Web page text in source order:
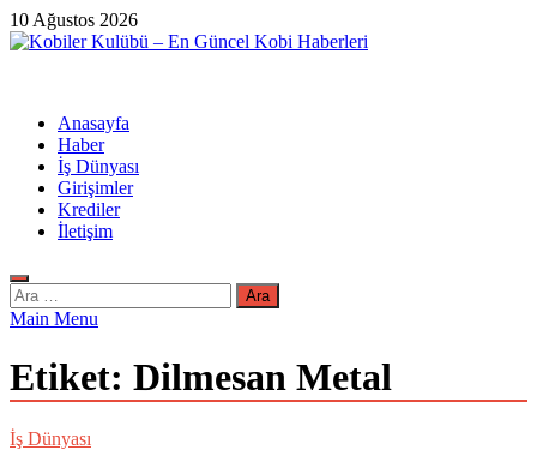
Skip
to
10 Ağustos 2026
Anasayfa
Haber
İş Dünyası
Girişimler
Krediler
İletişim
Arama:
Main Menu
Etiket: Dilmesan Metal
İş Dünyası